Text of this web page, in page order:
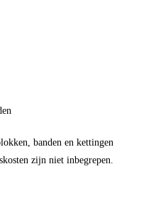
banden en kettingen
zijn niet inbegrepen.